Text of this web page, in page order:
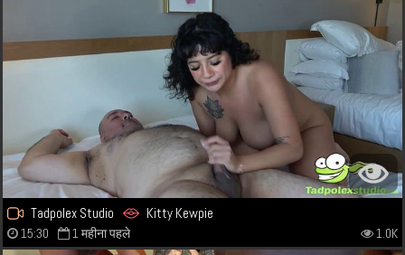
Tadpolex Studio Kitty Kewpie
15:30 1 महीना पहले 1.0K